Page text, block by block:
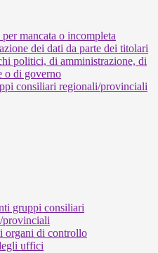
mancata o incompleta
dei dati da parte dei titolari
politici, di amministrazione, di
o di governo
consiliari regionali/provinciali
gruppi consiliari
provinciali
organi di controllo
uffici